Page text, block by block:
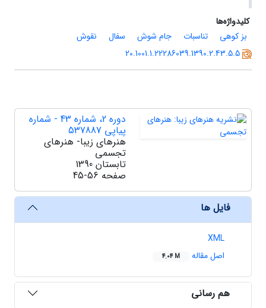
کلیدواژه‌ها
بز کوهی
تناسبات جام شوش سفال
نقوش
20.1001.1.22286039.1390.2.43.5.5
دوره 2، شماره 43 - شماره
پیاپی 537887
هنرهای زیبا- هنرهای
تجسمی
تابستان 1390
صفحه 45-56
فایل ها
XML
اصل مقاله
4.04 M
هم رسانی